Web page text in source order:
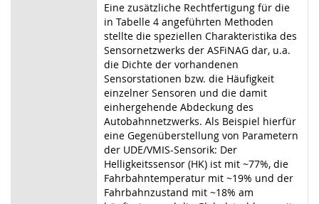
Eine zusätzliche Rechtfertigung für die
in Tabelle 4 angeführten Methoden
stellte die speziellen Charakteristika des
Sensornetzwerks der ASFiNAG dar, u.a.
die Dichte der vorhandenen
Sensorstationen bzw. die Häufigkeit
einzelner Sensoren und die damit
einhergehende Abdeckung des
Autobahnnetzwerks. Als Beispiel hierfür
eine Gegenüberstellung von Parametern
der UDE/VMIS-Sensorik: Der
Helligkeitssensor (HK) ist mit ~77%, die
Fahrbahntemperatur mit ~19% und der
Fahrbahnzustand mit ~18% am